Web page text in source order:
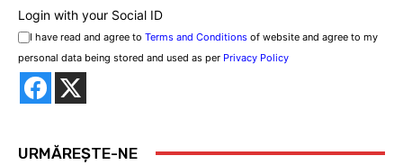
Login with your Social ID
I have read and agree to Terms and Conditions of website and agree to my
personal data being stored and used as per Privacy Policy
URMĂREȘTE-NE